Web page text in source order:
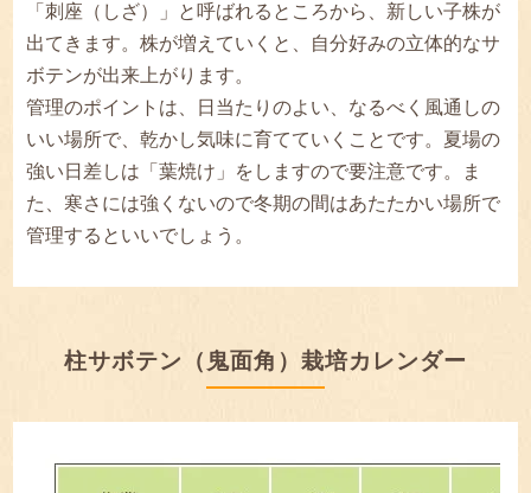
「刺座（しざ）」と呼ばれるところから、新しい子株が
出てきます。株が増えていくと、自分好みの立体的なサ
ボテンが出来上がります。
管理のポイントは、日当たりのよい、なるべく風通しの
いい場所で、乾かし気味に育てていくことです。夏場の
強い日差しは「葉焼け」をしますので要注意です。ま
た、寒さには強くないので冬期の間はあたたかい場所で
管理するといいでしょう。
柱サボテン（鬼面角）栽培カレンダー